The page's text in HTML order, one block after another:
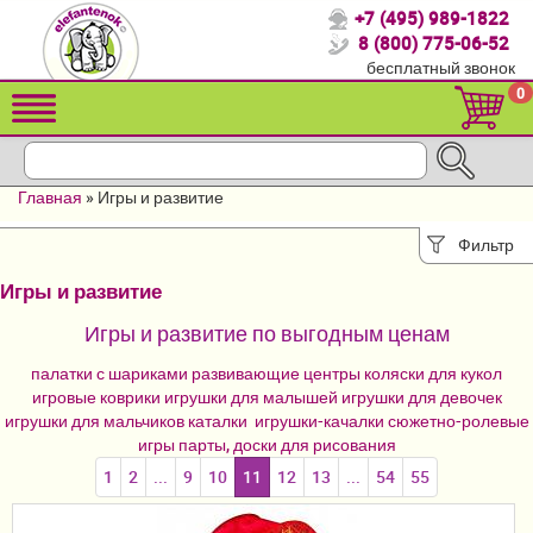
Спасибо, что выбрали нас!
Распродажа!
Детские коляски
Летние товары
Мебель и аксессуары
Постельные принадлежности
+7 (495) 989-1822
8 (800) 775-06-52
бесплатный звонок
0
Главная » Игры и развитие
Фильтр
Игры и развитие
Игры и развитие по выгодным ценам
палатки с шариками развивающие центры коляски для кукол
игровые коврики игрушки для малышей игрушки для девочек
игрушки для мальчиков каталки игрушки-качалки сюжетно-ролевые
игры парты, доски для рисования
1
2 ... 9 10 11 12 13 ... 54 55